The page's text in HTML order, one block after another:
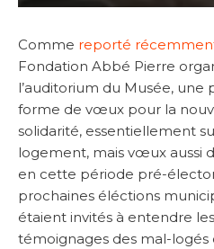
Comme reporté
Fondation Abbé Pierre
l’auditorium du Musée,
forme de vœux pour la
solidarité, essentiellement
logement, mais vœux aussi
en cette période pré-
prochaines éléctions
étaient invités à entendre
témoignages des mal-logés